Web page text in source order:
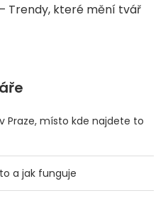
Trendy, které mění tvář
Praze, místo kde najdete to
a jak funguje